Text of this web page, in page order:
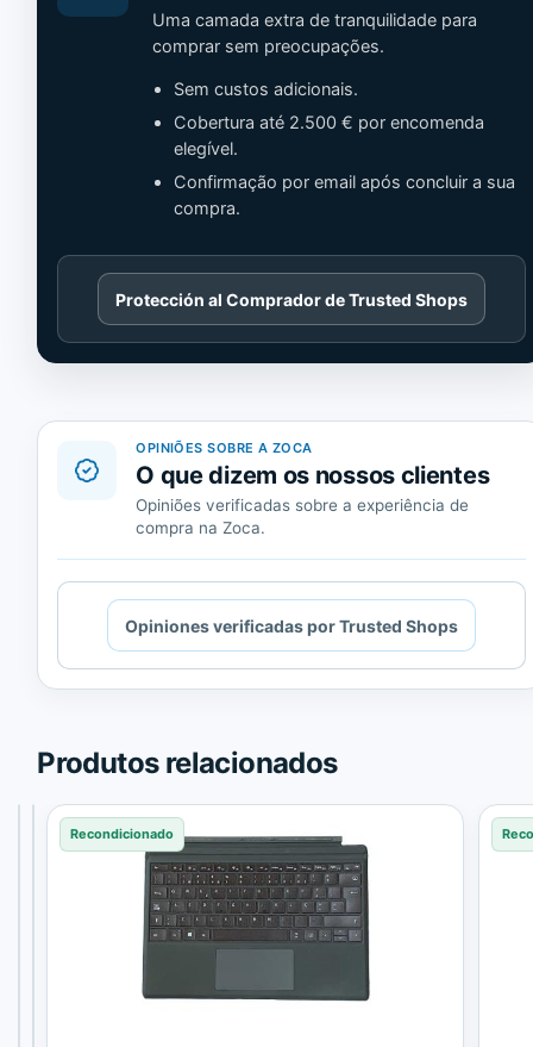
Uma camada extra de tranquilidade para
comprar sem preocupações.
Sem custos adicionais.
Cobertura até 2.500 € por encomenda
elegível.
Confirmação por email após concluir a sua
compra.
Cargando
contenido
de
Trusted
Protección al Comprador de Trusted Shops
OPINIÕES SOBRE A ZOCA
O que dizem os nossos clientes
Opiniões verificadas sobre a experiência de
compra na Zoca.
Cargando
contenido
de
Trusted
Opiniones verificadas por Trusted Shops
Produtos relacionados
Recondicionado
Recondicionado
Recondicionado